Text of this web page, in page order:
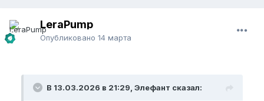
LeraPump
Опубликовано 14 марта
В 13.03.2026 в 21:29, Элефант сказал: